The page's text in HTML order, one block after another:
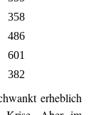
358
486
601
382
erheblich